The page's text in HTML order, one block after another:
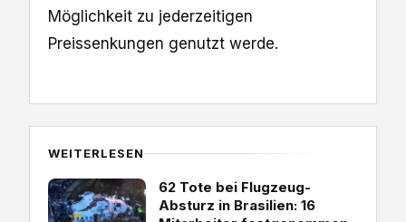
‌Möglichkeit zu jederzeitigen
Preissenkungen genutzt werde.
WEITERLESEN
62 Tote bei Flugzeug-
Absturz in Brasilien: 16